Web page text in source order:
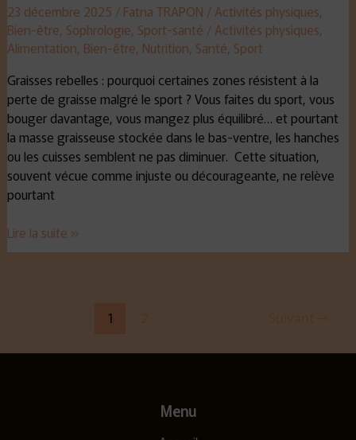
23 décembre 2025 / Fatna TRAPON / Activités physiques,
Bien-être, Sophrologie, Sport-santé / Activités physiques,
Alimentation, Bien-être, Nutrition, Santé, Sport
Graisses rebelles : pourquoi certaines zones résistent à la
perte de graisse malgré le sport ? Vous faites du sport, vous
bouger davantage, vous mangez plus équilibré… et pourtant
la masse graisseuse stockée dans le bas-ventre, les hanches
ou les cuisses semblent ne pas diminuer. Cette situation,
souvent vécue comme injuste ou décourageante, ne relève
pourtant
Lire la suite »
1
Menu